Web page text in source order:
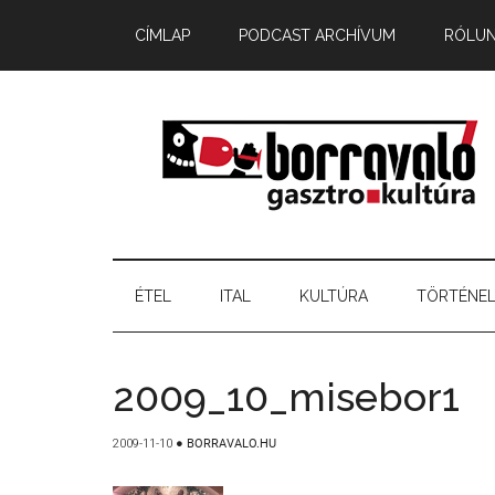
CÍMLAP PODCAST ARCHÍVUM
ÉTEL ITAL KULTÚRA
2009_10_misebor1
2009-11-10 ● BORRAVALO.HU